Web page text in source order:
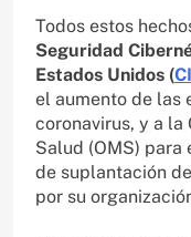
Todos estos
Seguridad
Estados Unidos (
el aumento de las
coronavirus, y a la
Salud (OMS)
de suplantación
por su